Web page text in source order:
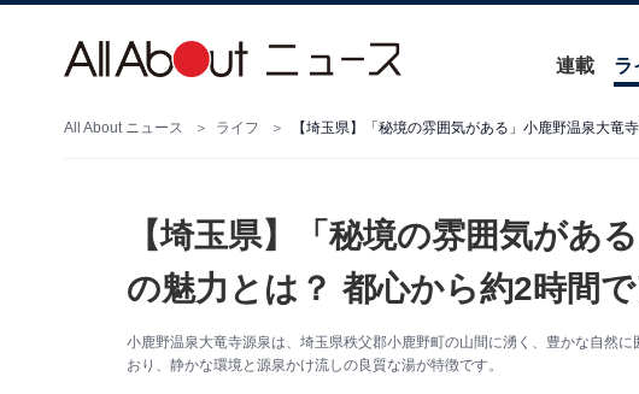
連載 ラ
All About ニュース ライフ 【埼玉県】「秘境の雰囲気がある」小鹿野温泉大竜
【埼玉県】「秘境の雰囲気があ
の魅力とは？ 都心から約2時間
小鹿野温泉大竜寺源泉は、埼玉県秩父郡小鹿野町の山間に湧く、豊かな自然
おり、静かな環境と源泉かけ流しの良質な湯が特徴です。